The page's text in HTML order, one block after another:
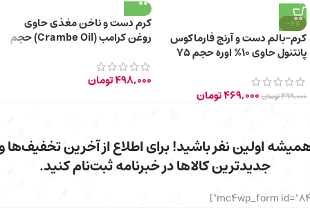
-6%
کرم-بالم دست و آرنج فارماکوس
پانتنول حاوی 10% اوره حجم 75
499,000تومان 469,000تومان
کرم دست و ناخن مغذی حاوی
روغن کرامب (Crambe Oil) حجم
498,000تومان
اولین نفر باشید! برای اطلاع از آخرین تخفیف‌ها
جدیدترین کالاها در خبرنامه ثبت‌نام کنید.